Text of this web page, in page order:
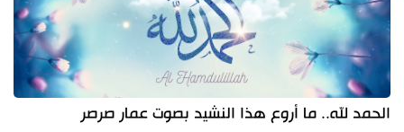
الحمد لله.. ما أروع هذا النشيد بصوت عمار صرصر